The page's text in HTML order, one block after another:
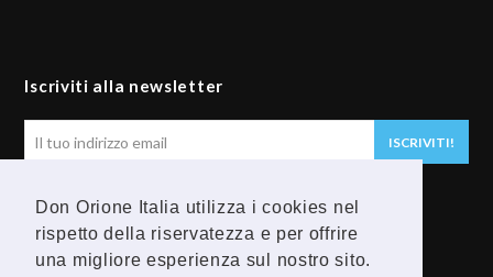
Don Orione Italia utilizza i cookies nel
rispetto della riservatezza e per offrire
una migliore esperienza sul nostro sito.
Iscriviti alla newsletter
email
ISCRIVITI!
Seguici